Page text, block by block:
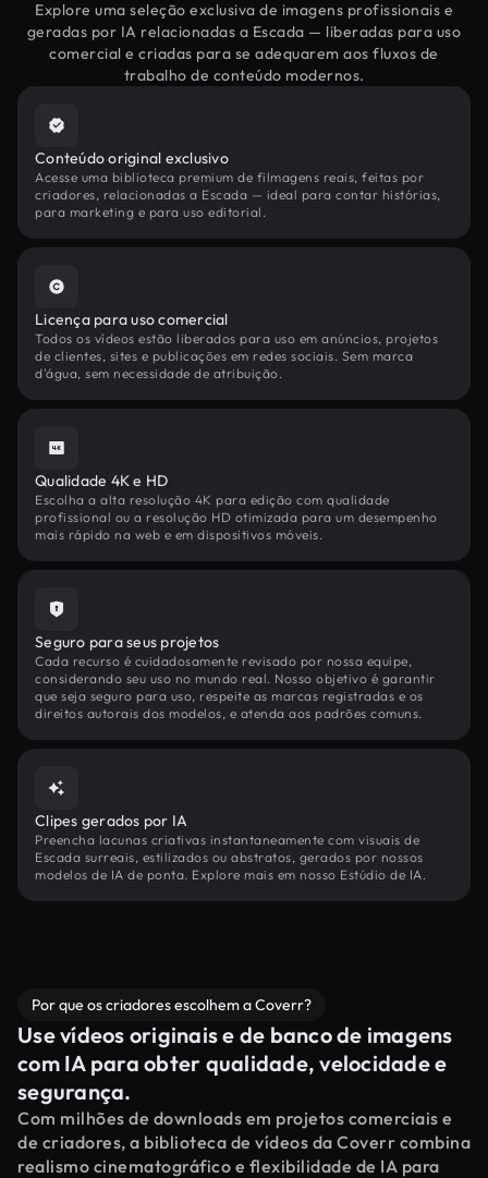
Explore uma seleção exclusiva de imagens profissionais e
geradas por IA relacionadas a Escada — liberadas para uso
comercial e criadas para se adequarem aos fluxos de
trabalho de conteúdo modernos.
Conteúdo original exclusivo
Acesse uma biblioteca premium de filmagens reais, feitas por
criadores, relacionadas a Escada — ideal para contar histórias,
para marketing e para uso editorial.
Licença para uso comercial
Todos os vídeos estão liberados para uso em anúncios, projetos
de clientes, sites e publicações em redes sociais. Sem marca
d'água, sem necessidade de atribuição.
Qualidade 4K e HD
Escolha a alta resolução 4K para edição com qualidade
profissional ou a resolução HD otimizada para um desempenho
mais rápido na web e em dispositivos móveis.
Seguro para seus projetos
Cada recurso é cuidadosamente revisado por nossa equipe,
considerando seu uso no mundo real. Nosso objetivo é garantir
que seja seguro para uso, respeite as marcas registradas e os
direitos autorais dos modelos, e atenda aos padrões comuns.
Clipes gerados por IA
Preencha lacunas criativas instantaneamente com visuais de
Escada surreais, estilizados ou abstratos, gerados por nossos
modelos de IA de ponta. Explore mais em nosso Estúdio de IA.
Por que os criadores escolhem a Coverr?
Use vídeos originais e de banco de imagens
com IA para obter qualidade, velocidade e
segurança.
Com milhões de downloads em projetos comerciais e
de criadores, a biblioteca de vídeos da Coverr combina
realismo cinematográfico e flexibilidade de IA para